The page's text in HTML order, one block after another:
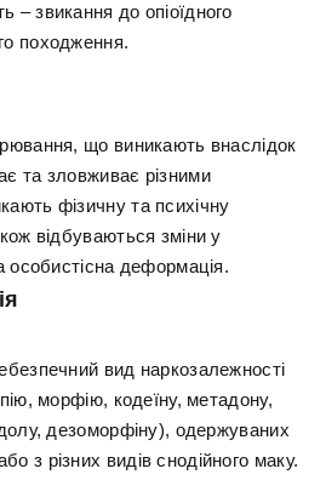
– звикання до опіоїдного
походження.
що виникають внаслідок
та зловживає різними
фізичну та психічну
відбуваються зміни у
особистісна деформація.
вид наркозалежності
морфію, кодеїну, метадону,
дезоморфіну), одержуваних
з різних видів снодійного маку.